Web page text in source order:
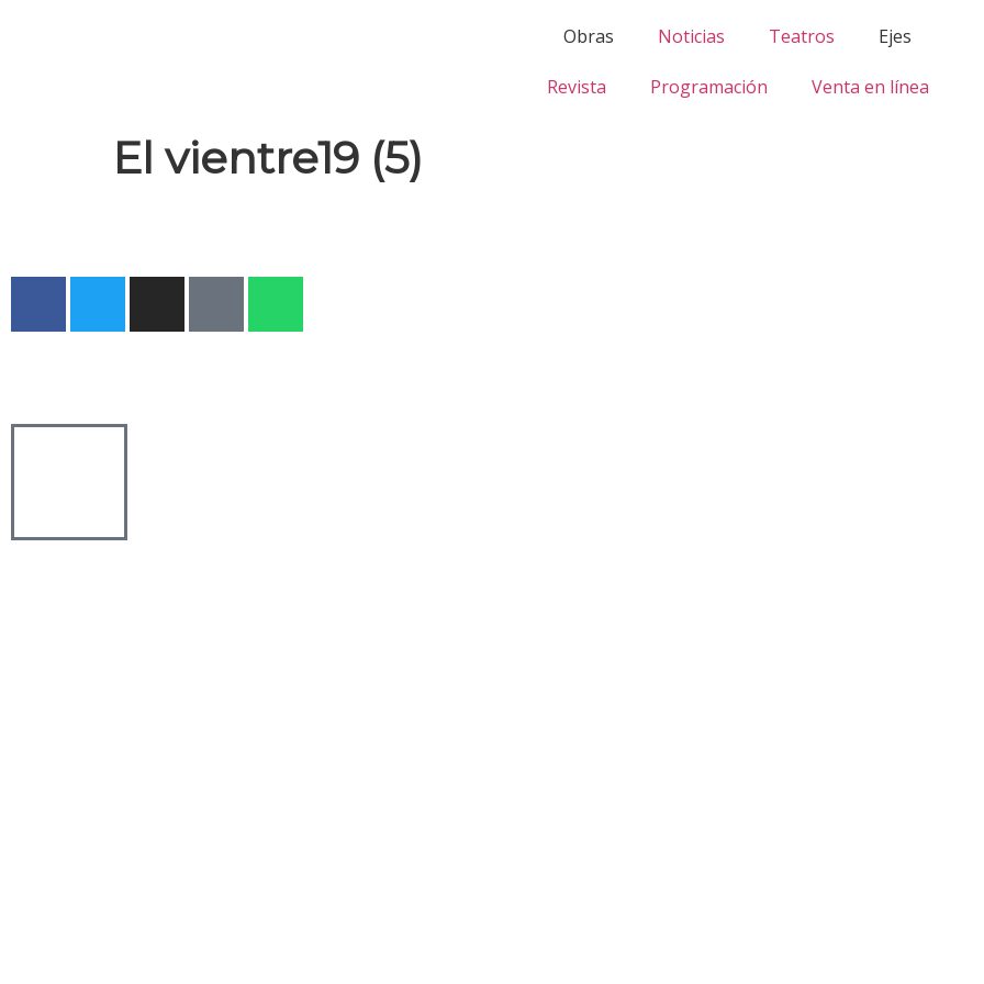
Obras Noticias Teatros Ejes
Revista Programación Venta en línea
El vientre19 (5)